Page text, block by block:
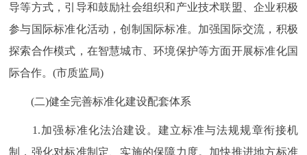
导等方式，引导和鼓励社会组织和产业技术联盟、企业积极
参与国际标准化活动，创制国际标准。加强国际交流，积极
探索合作模式，在智慧城市、环境保护等方面开展标准化国
际合作。(市质监局)
(二)健全完善标准化建设配套体系
1.加强标准化法治建设。建立标准与法规规章衔接机
制，强化对标准制定、实施的保障力度。加快推进地方标准